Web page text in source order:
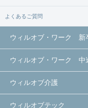
よくあるご質問
ウィルオブ・ワーク 新
ウィルオブ・ワーク 中
ウィルオブ介護
ウィルオブテック